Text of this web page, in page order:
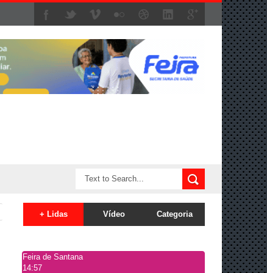
+ Lidas Vídeo Categoria
Feira de Santana
14:57